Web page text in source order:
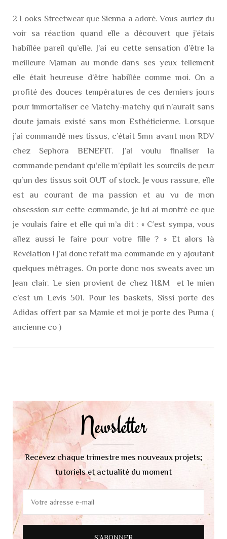
2 Looks Streetwear que Sienna a adoré. Vous auriez du
voir sa réaction quand elle a découvert que j’étais
habillée pareil qu’elle. J’ai eu cette sensation d’être la
meilleure Maman au monde dans ses yeux tellement
elle était heureuse d’être habillée comme moi. On a
profité des douces températures de ces derniers jours
pour immortaliser ce Matchy-matchy qui n’aurait sans
doute jamais existé sans mon Esthéticienne. Lorsque
j’ai commandé mes tissus, c’était 5mn avant mon RDV
chez Sephora BENEFIT. J’ai voulu finaliser la
commande pendant qu’elle m’épilait les sourcils de peur
qu’un des tissus soit OUT of stock. Je vous rassure, elle
est au courant de ma passion et au vu de mon
obsession sur cette commande, je lui ai montré ce que
je voulais faire et elle qui m’a dit : « C’est sympa, vous
allez aussi le faire pour votre fille ? » Et alors là
Révélation ! J’ai donc refait ma commande en y ajoutant
quelques métrages. On porte donc nos sweats avec un
Jean clair. Le sien provient de chez H&M et le mien
c’est un Levis 501. Pour les baskets, Sissi porte des
Adidas offert par sa Mamie et moi je porte des Puma (
ancienne co )
Newsletter
Recevez chaque trimestre mes nouveaux projets;
tutoriels et actualité du moment